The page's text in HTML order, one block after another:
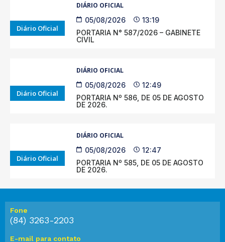
Diário Oficial
DIÁRIO OFICIAL
05/08/2026
13:19
PORTARIA N° 587/2026 – GABINETE
CIVIL
Diário Oficial
DIÁRIO OFICIAL
05/08/2026
12:49
PORTARIA Nº 586, DE 05 DE AGOSTO
DE 2026.
Diário Oficial
DIÁRIO OFICIAL
05/08/2026
12:47
PORTARIA Nº 585, DE 05 DE AGOSTO
DE 2026.
Fone
(84) 3263-2203
E-mail para contato